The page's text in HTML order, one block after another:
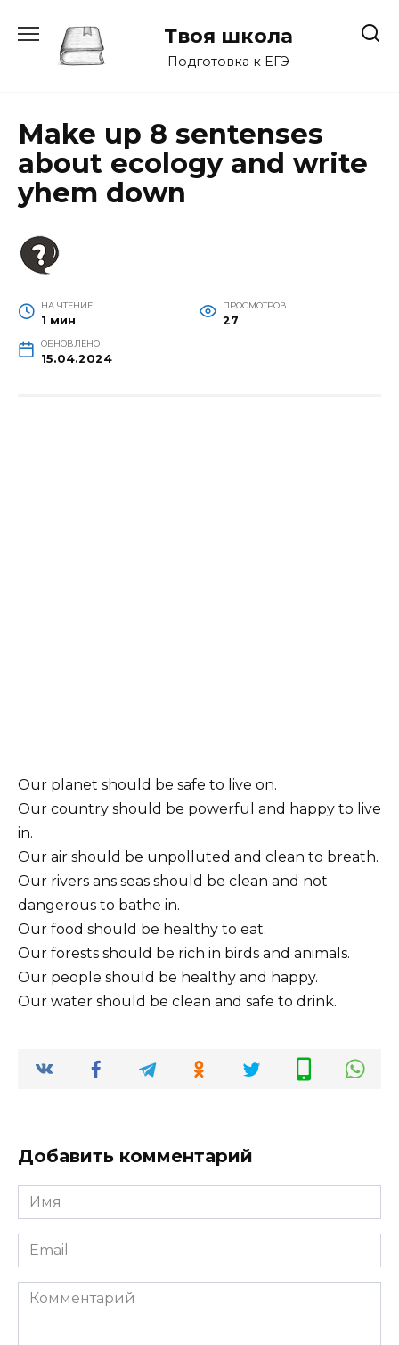
содержанию
Твоя школа
Подготовка к ЕГЭ
Make up 8 sentenses
about ecology and write
yhem down
НА ЧТЕНИЕ
1 мин
ПРОСМОТРОВ
27
ОБНОВЛЕНО
15.04.2024
Our planet should be safe to live on.
Our country should be powerful and happy to live
in.
Our air should be unpolluted and clean to breath.
Our rivers ans seas should be clean and not
dangerous to bathe in.
Our food should be healthy to eat.
Our forests should be rich in birds and animals.
Our people should be healthy and happy.
Our water should be clean and safe to drink.
Добавить комментарий
Имя
*
Email
*
Комментарий